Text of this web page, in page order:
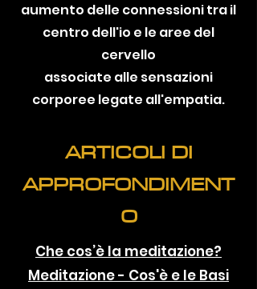
aumento delle connessioni tra il
centro dell'io e le aree del
cervello
associate alle sensazioni
corporee legate all'empatia.
ARTICOLI DI
APPROFONDIMENT
O
Che cos’è la meditazione?
Meditazione - Cos'è e le Basi